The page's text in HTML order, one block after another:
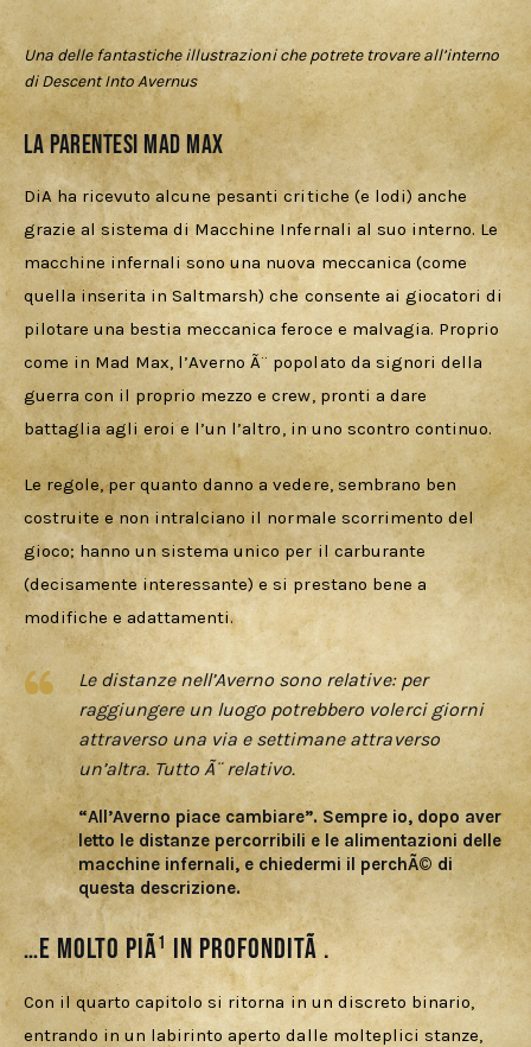
Una delle fantastiche illustrazioni che potrete trovare all’interno
di Descent Into Avernus
La parentesi Mad Max
DiA ha ricevuto alcune pesanti critiche (e lodi) anche
grazie al sistema di Macchine Infernali al suo interno. Le
macchine infernali sono una nuova meccanica (come
quella inserita in Saltmarsh) che consente ai giocatori di
pilotare una bestia meccanica feroce e malvagia. Proprio
come in Mad Max, l’Averno Ã¨ popolato da signori della
guerra con il proprio mezzo e crew, pronti a dare
battaglia agli eroi e l’un l’altro, in uno scontro continuo.
Le regole, per quanto danno a vedere, sembrano ben
costruite e non intralciano il normale scorrimento del
gioco; hanno un sistema unico per il carburante
(decisamente interessante) e si prestano bene a
modifiche e adattamenti.
Le distanze nell’Averno sono relative: per
raggiungere un luogo potrebbero volerci giorni
attraverso una via e settimane attraverso
un’altra. Tutto Ã¨ relativo.
“All’Averno piace cambiare”. Sempre io, dopo aver
letto le distanze percorribili e le alimentazioni delle
macchine infernali, e chiedermi il perchÃ© di
questa descrizione.
…e molto piÃ¹ in profonditÃ .
Con il quarto capitolo si ritorna in un discreto binario,
entrando in un labirinto aperto dalle molteplici stanze,